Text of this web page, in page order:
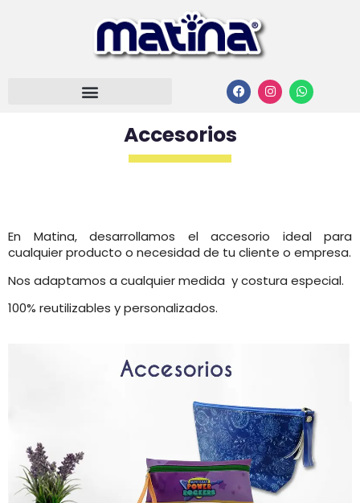
Accesorios
En Matina, desarrollamos el accesorio ideal para
cualquier producto o necesidad de tu cliente o empresa.
Nos adaptamos a cualquier medida y costura especial.
100% reutilizables y personalizados.